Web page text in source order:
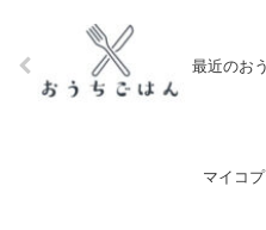
最近のお
マイコ